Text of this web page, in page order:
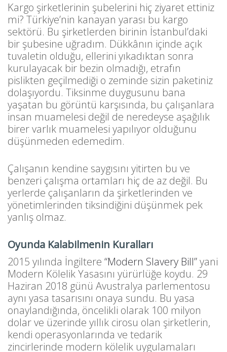
Kargo şirketlerinin şubelerini hiç ziyaret ettiniz
mi? Türkiye’nin kanayan yarası bu kargo
sektörü. Bu şirketlerden birinin İstanbul’daki
bir şubesine uğradım. Dükkânın içinde açık
tuvaletin olduğu, ellerini yıkadıktan sonra
kurulayacak bir bezin olmadığı, etrafın
pislikten geçilmediği o zeminde sizin paketiniz
dolaşıyordu. Tiksinme duygusunu bana
yaşatan bu görüntü karşısında, bu çalışanlara
insan muamelesi değil de neredeyse aşağılık
birer varlık muamelesi yapılıyor olduğunu
düşünmeden edemedim.
Çalışanın kendine saygısını yitirten bu ve
benzeri çalışma ortamları hiç de az değil. Bu
yerlerde çalışanların da şirketlerinden ve
yönetimlerinden tiksindiğini düşünmek pek
yanlış olmaz.
Oyunda Kalabilmenin Kuralları
2015 yılında İngiltere “Modern Slavery Bill”yani
Modern Kölelik Yasasını yürürlüğe koydu. 29
Haziran 2018 günü Avustralya parlementosu
aynı yasa tasarısını onaya sundu. Bu yasa
onaylandığında, öncelikli olarak 100 milyon
dolar ve üzerinde yıllık cirosu olan şirketlerin,
kendi operasyonlarında ve tedarik
zincirlerinde modern kölelik uygulamaları